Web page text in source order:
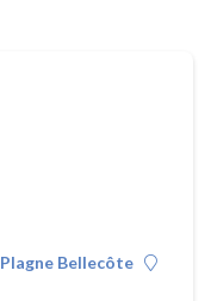
Plagne Bellecôte